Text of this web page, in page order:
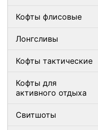
Кофты флисовые
Лонгсливы
Кофты тактические
Кофты для
активного отдыха
Свитшоты